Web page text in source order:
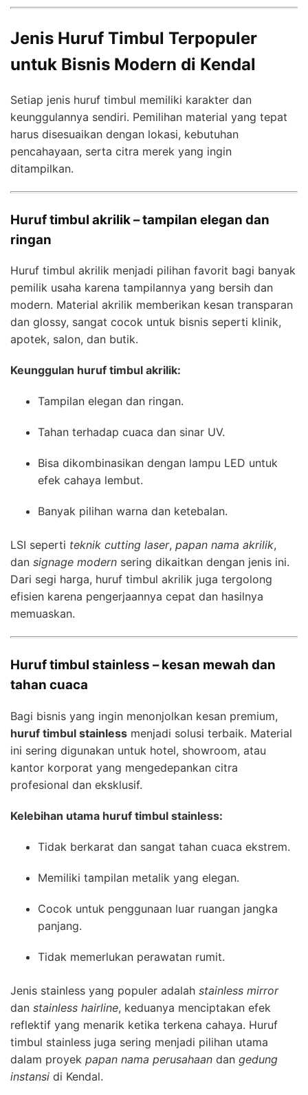
Jenis Huruf Timbul Terpopuler
untuk Bisnis Modern di Kendal
Setiap jenis huruf timbul memiliki karakter dan
keunggulannya sendiri. Pemilihan material yang tepat
harus disesuaikan dengan lokasi, kebutuhan
pencahayaan, serta citra merek yang ingin
ditampilkan.
Huruf timbul akrilik – tampilan elegan dan
ringan
Huruf timbul akrilik menjadi pilihan favorit bagi banyak
pemilik usaha karena tampilannya yang bersih dan
modern. Material akrilik memberikan kesan transparan
dan glossy, sangat cocok untuk bisnis seperti klinik,
apotek, salon, dan butik.
Keunggulan huruf timbul akrilik:
Tampilan elegan dan ringan.
Tahan terhadap cuaca dan sinar UV.
Bisa dikombinasikan dengan lampu LED untuk
efek cahaya lembut.
Banyak pilihan warna dan ketebalan.
LSI seperti teknik cutting laser, papan nama akrilik,
dan signage modern sering dikaitkan dengan jenis ini.
Dari segi harga, huruf timbul akrilik juga tergolong
efisien karena pengerjaannya cepat dan hasilnya
memuaskan.
Huruf timbul stainless – kesan mewah dan
tahan cuaca
Bagi bisnis yang ingin menonjolkan kesan premium,
huruf timbul stainless menjadi solusi terbaik. Material
ini sering digunakan untuk hotel, showroom, atau
kantor korporat yang mengedepankan citra
profesional dan eksklusif.
Kelebihan utama huruf timbul stainless:
Tidak berkarat dan sangat tahan cuaca ekstrem.
Memiliki tampilan metalik yang elegan.
Cocok untuk penggunaan luar ruangan jangka
panjang.
Tidak memerlukan perawatan rumit.
Jenis stainless yang populer adalah stainless mirror
dan stainless hairline, keduanya menciptakan efek
reflektif yang menarik ketika terkena cahaya. Huruf
timbul stainless juga sering menjadi pilihan utama
dalam proyek papan nama perusahaan dan gedung
instansi di Kendal.